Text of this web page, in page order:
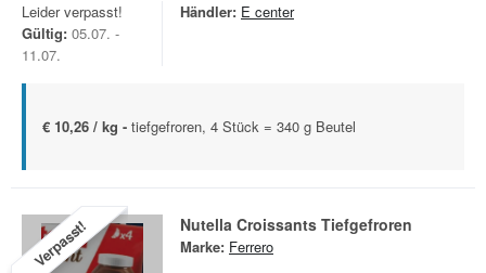
Leider verpasst!
Gültig: 05.07. -
11.07.
Händler: E center
€ 10,26 / kg - tiefgefroren, 4 Stück = 340 g Beutel
Verpasst! Nutella Croissants Tiefgefroren
Marke: Ferrero